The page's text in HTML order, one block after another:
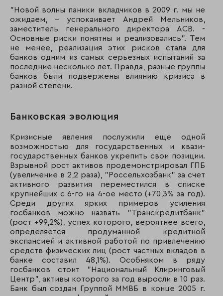
134 Банк Таврический
135 137 АКБ «Урал ФД»
136 138 МКБ
138 155
139 146 ПРБ
140 122 Банк
141 150 Эталонбанк
142 153 Русславбанк
143 162 Алемар
144 121 СТБ
145 74
АКБ «Московский
Залоговый Банк»
146 128
Банк Кредит
(Москва)
"Новой волны паники вкладчиков в 2009 г. мы не
ожидаем, - успокаивает Андрей Мельников,
заместитель генерального директора АСВ. -
Основные риски понятны и реализовались". Тем
не менее, реализация этих рисков стала для
банков одним из самых серьезных испытаний за
последние несколько лет. Правда, разные группы
банков были подвержены влиянию кризиса в
разной степени.
Банковская эволюция
Кризисные явления послужили еще одной
возможностью для государственных и квази-
государственных банков укрепить свои позиции.
Взрывной рост активов продемонстрировал ГПБ
(увеличение в 2,2 раза), "Россельхозбанк" за счет
активного развития переместился в списке
крупнейших с 6-го на 4-ое место (+70,3% за год).
Среди других ярких примеров усиления
госбанков можно назвать "Транскредитбанк"
(рост +99,2%), успех которого, вероятнее всего,
определяется продуманной кредитной
экспансией и активной работой по привлечению
средств физических лиц (рост частных вкладов в
банке составил 48,1%). Особняком в ряду
госбанков стоит "Национальный Клиринговый
Центр", активы которого за год выросли в 10 раз.
Банк был создан Группой ММВБ в конце 2005 г.